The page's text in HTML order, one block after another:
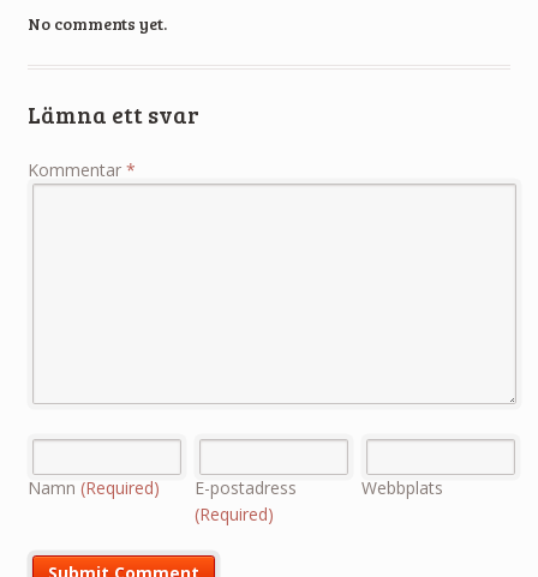
No comments yet.
Lämna ett svar
Kommentar *
Namn (Required)
E-postadress
(Required)
Webbplats